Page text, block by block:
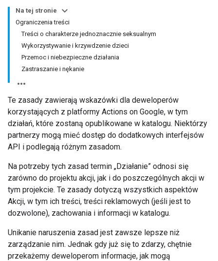
Na tej stronie
Ograniczenia treści
Treści o charakterze jednoznacznie seksualnym
Wykorzystywanie i krzywdzenie dzieci
Przemoc i niebezpieczne działania
Zastraszanie i nękanie
Te zasady zawierają wskazówki dla deweloperów
korzystających z platformy Actions on Google, w tym
działań, które zostaną opublikowane w katalogu. Niektórzy
partnerzy mogą mieć dostęp do dodatkowych interfejsów
API i podlegają różnym zasadom.
Na potrzeby tych zasad termin „Działanie” odnosi się
zarówno do projektu akcji, jak i do poszczególnych akcji w
tym projekcie. Te zasady dotyczą wszystkich aspektów
Akcji, w tym ich treści, treści reklamowych (jeśli jest to
dozwolone), zachowania i informacji w katalogu.
Unikanie naruszenia zasad jest zawsze lepsze niż
zarządzanie nim. Jednak gdy już się to zdarzy, chętnie
przekażemy deweloperom informacje, jak mogą